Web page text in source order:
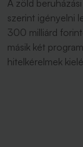
A zöld
szerint igényelni
300 milliárd
másik két
hitelkérelmek